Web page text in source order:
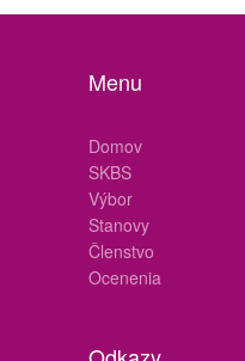
Menu
Domov
SKBS
Výbor
Stanovy
Členstvo
Ocenenia